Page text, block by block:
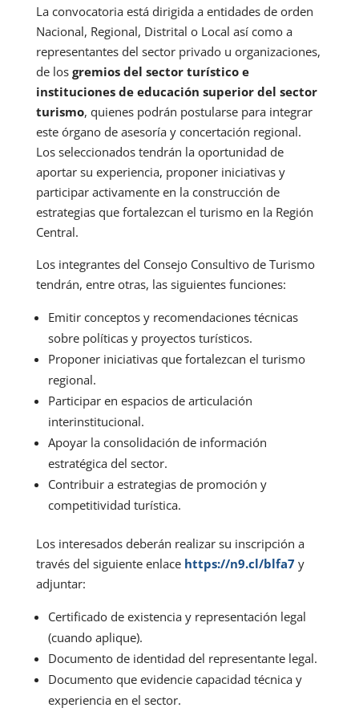
La convocatoria está dirigida a entidades de orden
Nacional, Regional, Distrital o Local así como a
representantes del sector privado u organizaciones,
de los gremios del sector turístico e
instituciones de educación superior del sector
turismo, quienes podrán postularse para integrar
este órgano de asesoría y concertación regional.
Los seleccionados tendrán la oportunidad de
aportar su experiencia, proponer iniciativas y
participar activamente en la construcción de
estrategias que fortalezcan el turismo en la Región
Central.
Los integrantes del Consejo Consultivo de Turismo
tendrán, entre otras, las siguientes funciones:
Emitir conceptos y recomendaciones técnicas
sobre políticas y proyectos turísticos.
Proponer iniciativas que fortalezcan el turismo
regional.
Participar en espacios de articulación
interinstitucional.
Apoyar la consolidación de información
estratégica del sector.
Contribuir a estrategias de promoción y
competitividad turística.
Los interesados deberán realizar su inscripción a
través del siguiente enlace https://n9.cl/blfa7 y
adjuntar:
Certificado de existencia y representación legal
(cuando aplique).
Documento de identidad del representante legal.
Documento que evidencie capacidad técnica y
experiencia en el sector.